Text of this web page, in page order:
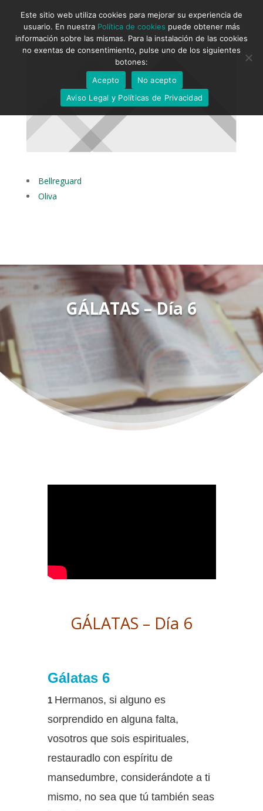
Bellreguard
Oliva
GÁLATAS – Día 6
GÁLATAS – Día 6
Gálatas 6
1 Hermanos, si alguno es
sorprendido en alguna falta,
vosotros que sois espirituales,
restauradlo con espíritu de
mansedumbre, considerándote a ti
mismo, no sea que tú también seas
Este sitio web utiliza cookies para mejorar su experiencia de
usuario. En nuestra Política de cookies puede obtener más
información sobre las mismas. Para la instalación de las cookies
no exentas de consentimiento, pulse uno de los siguientes
botones:
Acepto
No acepto
Aviso Legal y Políticas de Privacidad